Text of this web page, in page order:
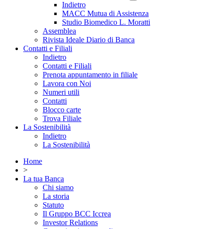
Indietro
MACC Mutua di Assistenza
Studio Biomedico L. Moratti
Assemblea
Rivista Ideale Diario di Banca
Contatti e Filiali
Indietro
Contatti e Filiali
Prenota appuntamento in filiale
Lavora con Noi
Numeri utili
Contatti
Blocco carte
Trova Filiale
La Sostenibilità
Indietro
La Sostenibilità
Home
>
La tua Banca
Chi siamo
La storia
Statuto
Il Gruppo BCC Iccrea
Investor Relations